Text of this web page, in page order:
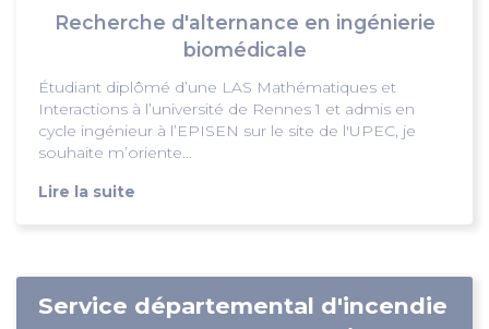
Recherche d'alternance en ingénierie
biomédicale
Étudiant diplômé d’une LAS Mathématiques et
Interactions à l’université de Rennes 1 et admis en
cycle ingénieur à l’EPISEN sur le site de l'UPEC, je
souhaite m’oriente...
Lire la suite
Service départemental d'incendie